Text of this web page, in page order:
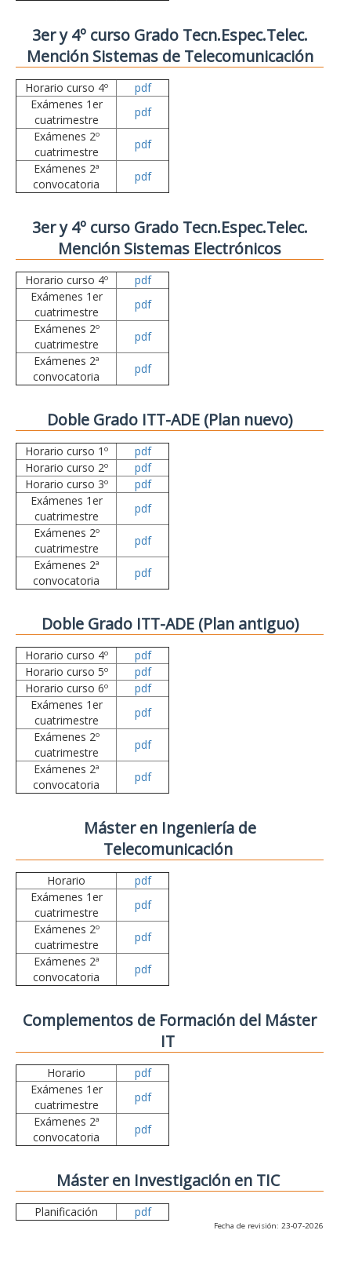
3er y 4º curso Grado Tecn.Espec.Telec.
Mención Sistemas de Telecomunicación
Horario curso 4º
pdf
Exámenes 1er
cuatrimestre
pdf
Exámenes 2º
cuatrimestre
pdf
Exámenes 2ª
convocatoria
pdf
3er y 4º curso Grado Tecn.Espec.Telec.
Mención Sistemas Electrónicos
Horario curso 4º
pdf
Exámenes 1er
cuatrimestre
pdf
Exámenes 2º
cuatrimestre
pdf
Exámenes 2ª
convocatoria
pdf
Doble Grado ITT-ADE (Plan nuevo)
Horario curso 1º
pdf
Horario curso 2º
pdf
Horario curso 3º
pdf
Exámenes 1er
cuatrimestre
pdf
Exámenes 2º
cuatrimestre
pdf
Exámenes 2ª
convocatoria
pdf
Doble Grado ITT-ADE (Plan antiguo)
Horario curso 4º
pdf
Horario curso 5º
pdf
Horario curso 6º
pdf
Exámenes 1er
cuatrimestre
pdf
Exámenes 2º
cuatrimestre
pdf
Exámenes 2ª
convocatoria
pdf
Máster en Ingeniería de
Telecomunicación
Horario
pdf
Exámenes 1er
cuatrimestre
pdf
Exámenes 2º
cuatrimestre
pdf
Exámenes 2ª
convocatoria
pdf
Complementos de Formación del Máster
IT
Horario
pdf
Exámenes 1er
cuatrimestre
pdf
Exámenes 2ª
convocatoria
pdf
Máster en Investigación en TIC
Planificación pdf
Fecha de revisión: 23-07-2026